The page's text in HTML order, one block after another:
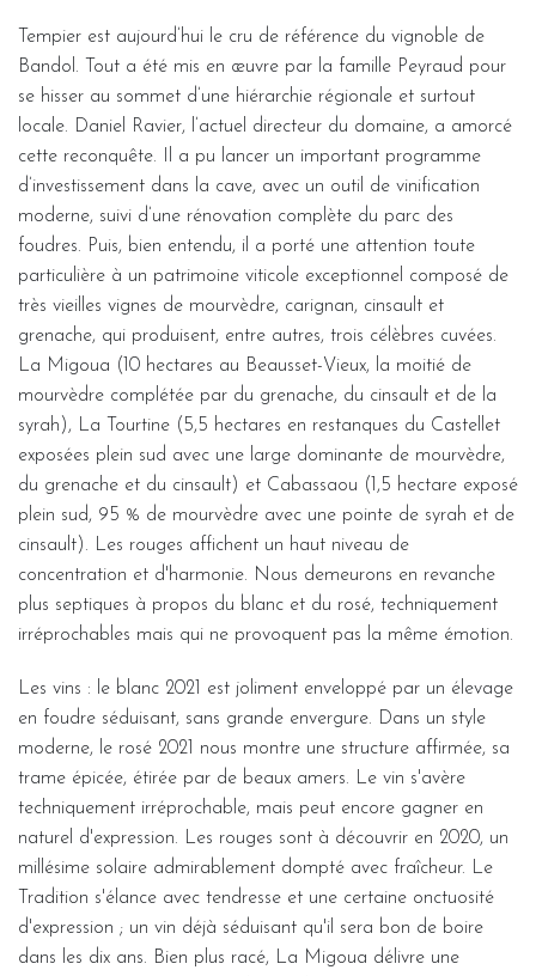
Tempier est aujourd’hui le cru de référence du vignoble de
Bandol. Tout a été mis en œuvre par la famille Peyraud pour
se hisser au sommet d’une hiérarchie régionale et surtout
locale. Daniel Ravier, l’actuel directeur du domaine, a amorcé
cette reconquête. Il a pu lancer un important programme
d’investissement dans la cave, avec un outil de vinification
moderne, suivi d’une rénovation complète du parc des
foudres. Puis, bien entendu, il a porté une attention toute
particulière à un patrimoine viticole exceptionnel composé de
très vieilles vignes de mourvèdre, carignan, cinsault et
grenache, qui produisent, entre autres, trois célèbres cuvées.
La Migoua (10 hectares au Beausset-Vieux, la moitié de
mourvèdre complétée par du grenache, du cinsault et de la
syrah), La Tourtine (5,5 hectares en restanques du Castellet
exposées plein sud avec une large dominante de mourvèdre,
du grenache et du cinsault) et Cabassaou (1,5 hectare exposé
plein sud, 95 % de mourvèdre avec une pointe de syrah et de
cinsault). Les rouges affichent un haut niveau de
concentration et d'harmonie. Nous demeurons en revanche
plus septiques à propos du blanc et du rosé, techniquement
irréprochables mais qui ne provoquent pas la même émotion.
Les vins : le blanc 2021 est joliment enveloppé par un élevage
en foudre séduisant, sans grande envergure. Dans un style
moderne, le rosé 2021 nous montre une structure affirmée, sa
trame épicée, étirée par de beaux amers. Le vin s'avère
techniquement irréprochable, mais peut encore gagner en
naturel d'expression. Les rouges sont à découvrir en 2020, un
millésime solaire admirablement dompté avec fraîcheur. Le
Tradition s'élance avec tendresse et une certaine onctuosité
d'expression ; un vin déjà séduisant qu'il sera bon de boire
dans les dix ans. Bien plus racé, La Migoua délivre une